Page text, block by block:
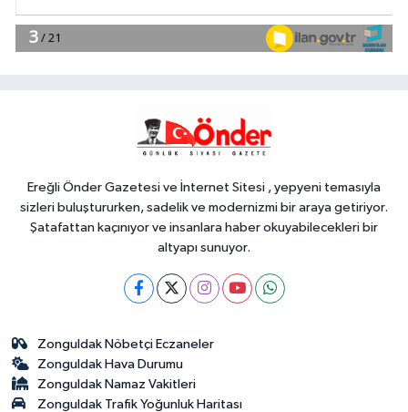
18:49
açıklandı... Alımlar 24 Ağustos'ta
Ereğli Önder Gazetesi ve İnternet Sitesi , yepyeni temasıyla
sizleri buluştururken, sadelik ve modernizmi bir araya getiriyor.
Şatafattan kaçınıyor ve insanlara haber okuyabilecekleri bir
altyapı sunuyor.
Zonguldak Nöbetçi Eczaneler
Zonguldak Hava Durumu
Zonguldak Namaz Vakitleri
Zonguldak Trafik Yoğunluk Haritası